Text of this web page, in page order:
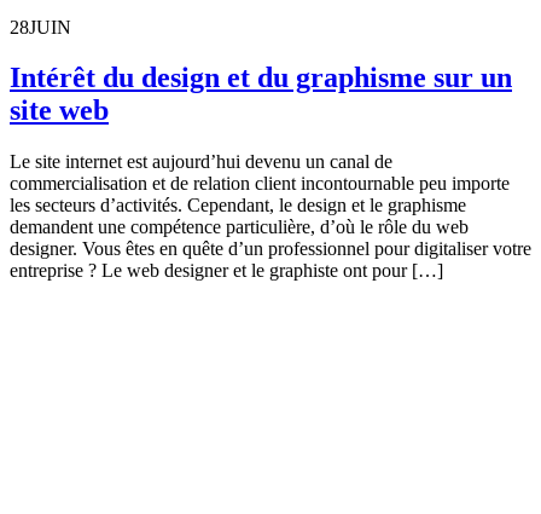
28JUIN
Intérêt du design et du graphisme sur un
site web
Le site internet est aujourd’hui devenu un canal de
commercialisation et de relation client incontournable peu importe
les secteurs d’activités. Cependant, le design et le graphisme
demandent une compétence particulière, d’où le rôle du web
designer. Vous êtes en quête d’un professionnel pour digitaliser votre
entreprise ? Le web designer et le graphiste ont pour […]